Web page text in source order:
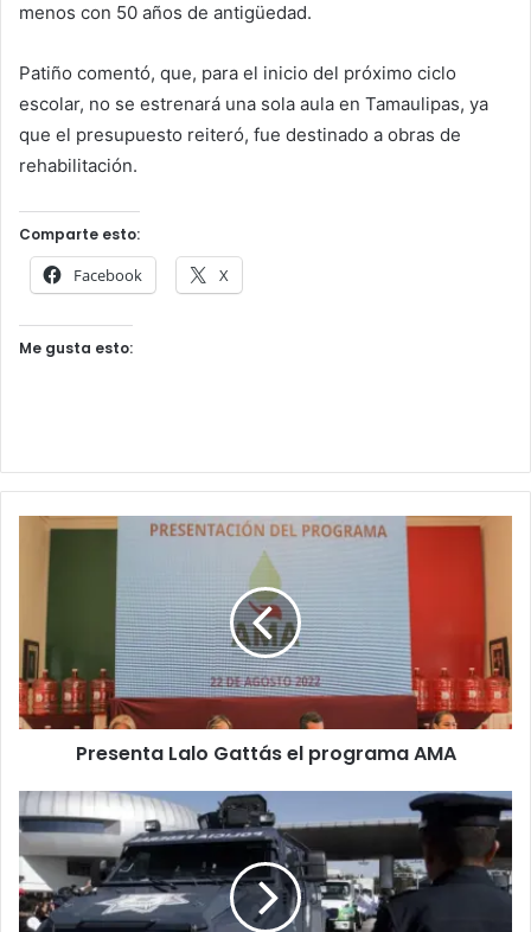
menos con 50 años de antigüedad.
Patiño comentó, que, para el inicio del próximo ciclo
escolar, no se estrenará una sola aula en Tamaulipas, ya
que el presupuesto reiteró, fue destinado a obras de
rehabilitación.
Comparte esto:
Facebook X
Me gusta esto:
Presenta Lalo Gattás el programa AMA